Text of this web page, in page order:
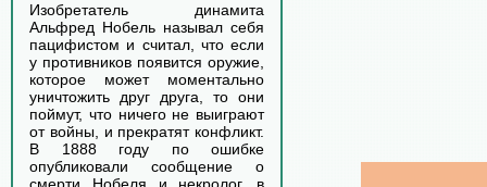
Изобретатель динамита
Альфред Нобель называл себя
пацифистом и считал, что если
у противников появится оружие,
которое может моментально
уничтожить друг друга, то они
поймут, что ничего не выиграют
от войны, и прекратят конфликт.
В 1888 году по ошибке
опубликовали сообщение о